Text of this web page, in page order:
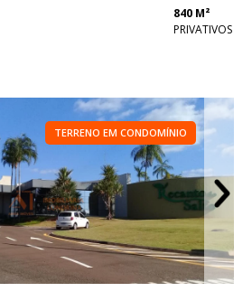
840 M²
PRIVATIVOS
TERRENO EM CONDOMÍNIO